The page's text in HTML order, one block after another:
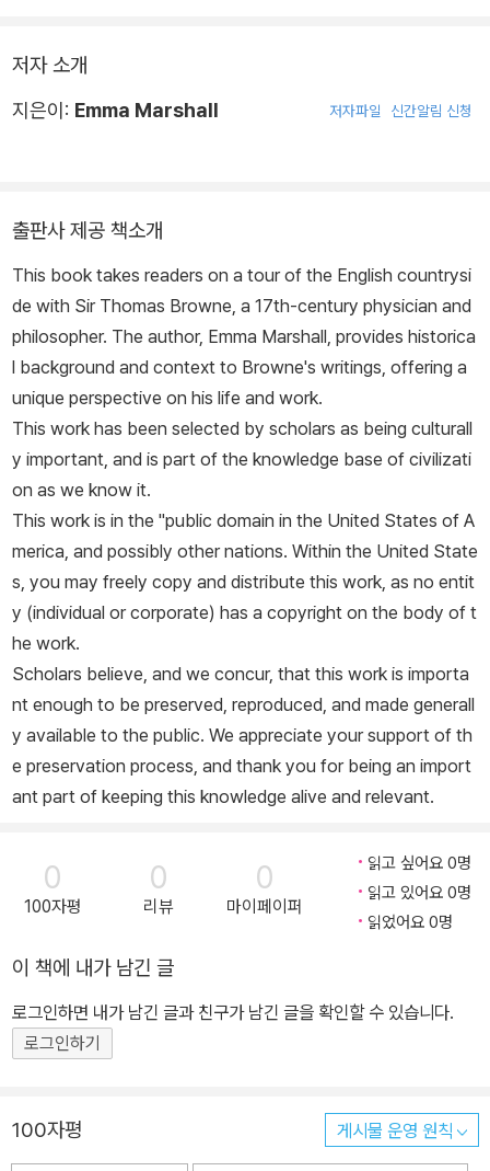
저자 소개
지은이: Emma Marshall 저자파일 신간알림 신청
출판사 제공 책소개
This book takes readers on a tour of the English countrysi
de with Sir Thomas Browne, a 17th-century physician and
philosopher. The author, Emma Marshall, provides historica
l background and context to Browne's writings, offering a
unique perspective on his life and work.
This work has been selected by scholars as being culturall
y important, and is part of the knowledge base of civilizati
on as we know it.
This work is in the "public domain in the United States of A
merica, and possibly other nations. Within the United State
s, you may freely copy and distribute this work, as no entit
y (individual or corporate) has a copyright on the body of t
he work.
Scholars believe, and we concur, that this work is importa
nt enough to be preserved, reproduced, and made generall
y available to the public. We appreciate your support of th
e preservation process, and thank you for being an import
ant part of keeping this knowledge alive and relevant.
0
100자평
0
리뷰
0
마이페이퍼
읽고 싶어요 0명
읽고 있어요 0명
읽었어요 0명
이 책에 내가 남긴 글
로그인하면 내가 남긴 글과 친구가 남긴 글을 확인할 수 있습니다.
로그인하기
100자평 게시물 운영 원칙